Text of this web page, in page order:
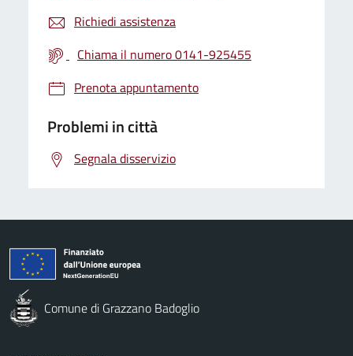
Richiedi assistenza
Chiama il numero 0141-925455
Prenota appuntamento
Problemi in città
Segnala disservizio
Comune di Grazzano Badoglio